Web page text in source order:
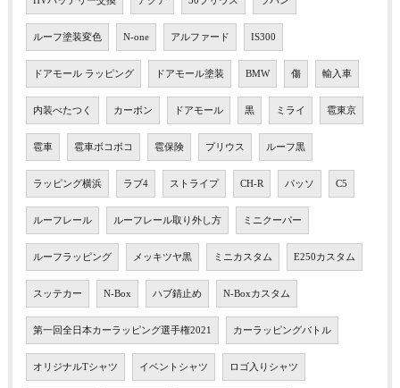
ルーフ塗装変色 N-one アルファード IS300
ドアモール ラッピング ドアモール塗装 BMW 傷 輸入車
内装べたつく カーボン ドアモール 黒 ミライ 雹東京
雹車 雹車ボコボコ 雹保険 プリウス ルーフ黒
ラッピング横浜 ラブ4 ストライプ CH-R パッソ C5
ルーフレール ルーフレール取り外し方 ミニクーパー
ルーフラッピング メッキツヤ黒 ミニカスタム E250カスタム
スッテカー N-Box ハブ錆止め N-Boxカスタム
第一回全日本カーラッピング選手権2021 カーラッピングバトル
オリジナルTシャツ イベントシャツ ロゴ入りシャツ